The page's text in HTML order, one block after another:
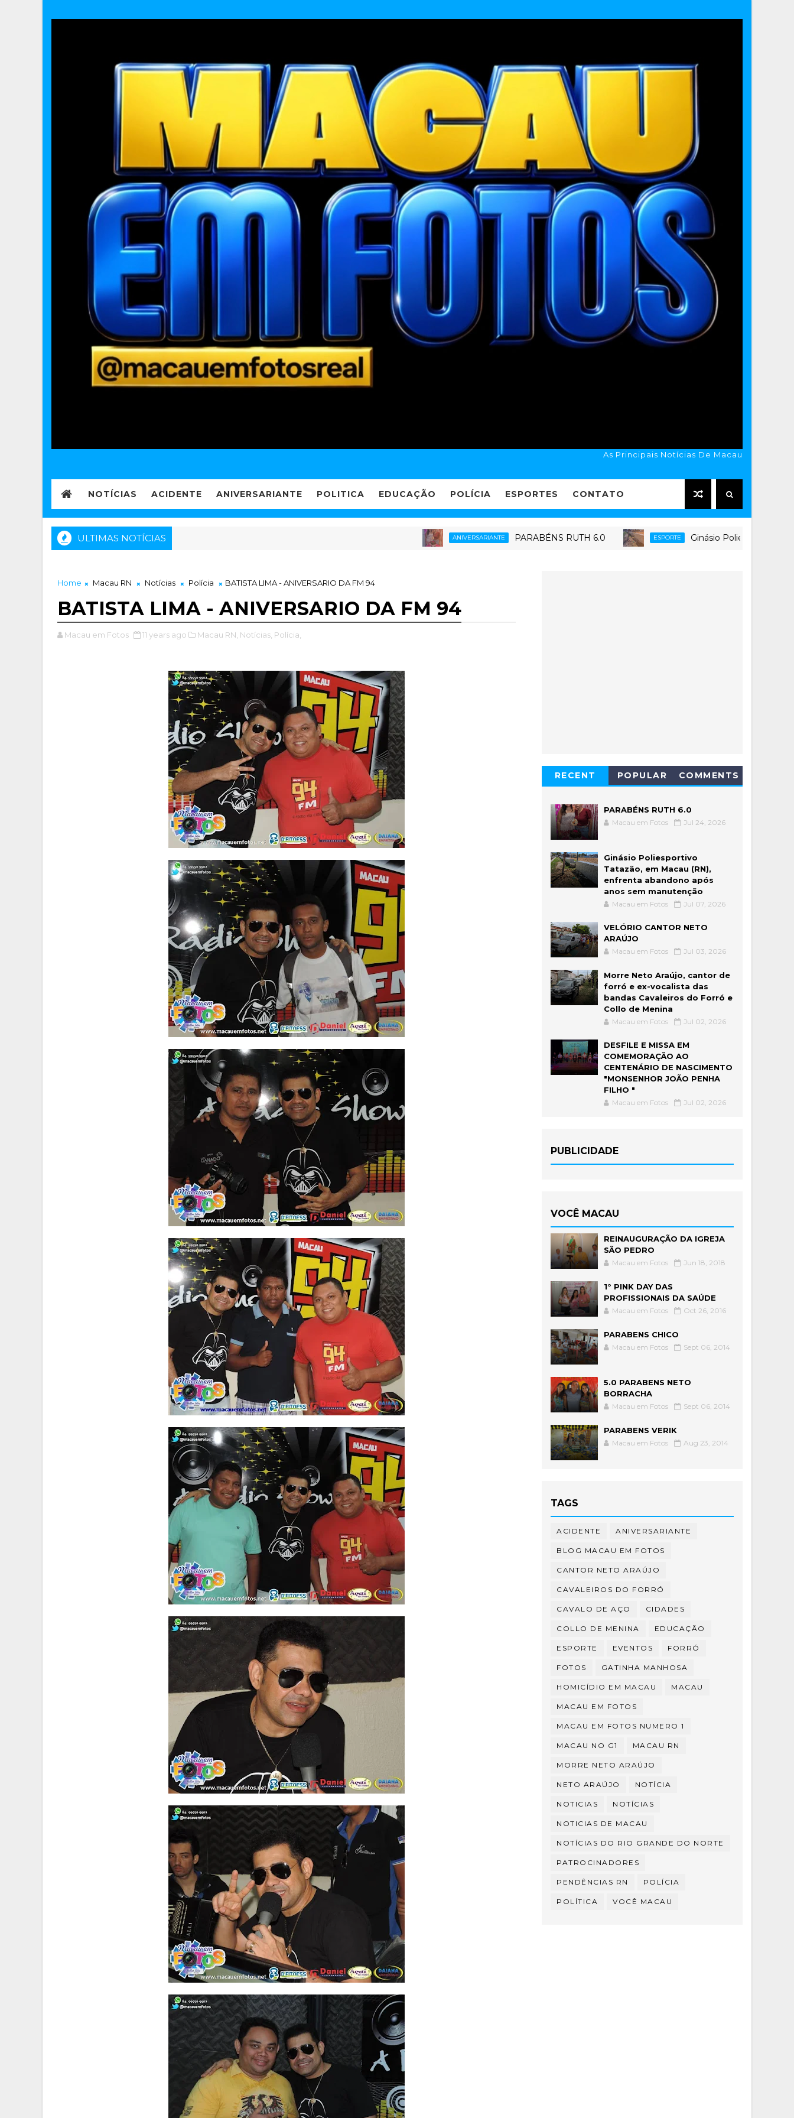
As Principais Notícias De Macau
NOTÍCIAS ACIDENTE ANIVERSARIANTE POLITICA EDUCAÇÃO POLÍCIA ESPORTES CONTATO
ULTIMAS NOTÍCIAS ANIVERSARIANTE PARABÉNS RUTH 6.0 ESPORTE Ginásio Poliesportivo Tatazão,
Home Macau RN Notícias Polícia BATISTA LIMA - ANIVERSARIO DA FM 94
BATISTA LIMA - ANIVERSARIO DA FM 94
Macau em Fotos 11 years ago Macau RN, Notícias, Polícia,
RECENT POPULAR COMMENTS
PARABÉNS RUTH 6.0
Macau em Fotos Jul 24, 2026
Ginásio Poliesportivo
Tatazão, em Macau (RN),
enfrenta abandono após
anos sem manutenção
Macau em Fotos Jul 07, 2026
VELÓRIO CANTOR NETO
ARAÚJO
Macau em Fotos Jul 03, 2026
Morre Neto Araújo, cantor de
forró e ex-vocalista das
bandas Cavaleiros do Forró e
Collo de Menina
Macau em Fotos Jul 02, 2026
DESFILE E MISSA EM
COMEMORAÇÃO AO
CENTENÁRIO DE NASCIMENTO
"MONSENHOR JOÃO PENHA
FILHO "
Macau em Fotos Jul 02, 2026
PUBLICIDADE
VOCÊ MACAU
REINAUGURAÇÃO DA IGREJA
SÃO PEDRO
Macau em Fotos Jun 18, 2018
1° PINK DAY DAS
PROFISSIONAIS DA SAÚDE
Macau em Fotos Oct 26, 2016
PARABENS CHICO
Macau em Fotos Sept 06, 2014
5.0 PARABENS NETO
BORRACHA
Macau em Fotos Sept 06, 2014
PARABENS VERIK
Macau em Fotos Aug 23, 2014
TAGS
ACIDENTE ANIVERSARIANTE
BLOG MACAU EM FOTOS
CANTOR NETO ARAÚJO
CAVALEIROS DO FORRÓ
CAVALO DE AÇO CIDADES
COLLO DE MENINA EDUCAÇÃO
ESPORTE EVENTOS FORRÓ
FOTOS GATINHA MANHOSA
HOMICÍDIO EM MACAU MACAU
MACAU EM FOTOS
MACAU EM FOTOS NUMERO 1
MACAU NO G1 MACAU RN
MORRE NETO ARAÚJO
NETO ARAÚJO NOTÍCIA
NOTICIAS NOTÍCIAS
NOTICIAS DE MACAU
NOTÍCIAS DO RIO GRANDE DO NORTE
PATROCINADORES
PENDÊNCIAS RN POLÍCIA
POLÍTICA VOCÊ MACAU